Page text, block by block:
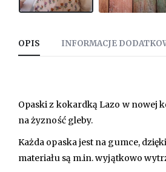
OPIS INFORMACJE
Opaski z kokardką Lazo w nowej
na żyzność gleby.
Każda opaska jest na gumce,
materiału są m.in. wyjątkowo